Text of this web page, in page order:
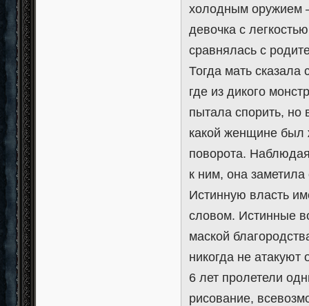
холодным оружием
девочка с
сравнялась с
Тогда мать
где из дикого
пытала спорить, но
какой женщине был
поворота.
к ним, она заметила
Истинную власть
словом. Истинные
маской
никогда не атакуют
6 лет пролетели
рисование,